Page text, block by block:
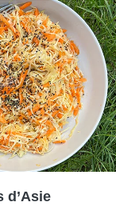
d’Asie